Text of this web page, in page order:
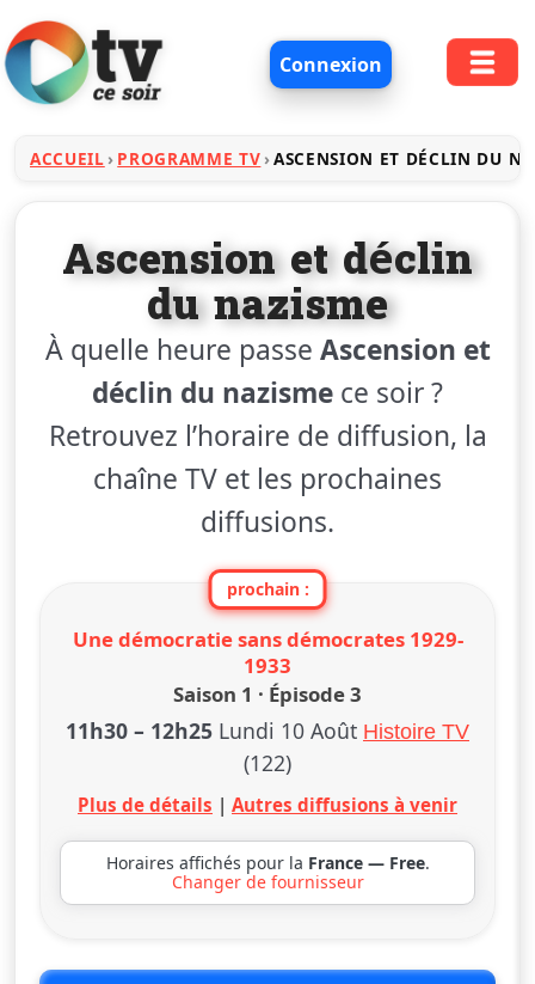
Connexion
ACCUEIL PROGRAMME TV ASCENSION ET DÉCLIN DU
Ascension et déclin
du nazisme
À quelle heure passe Ascension et
déclin du nazisme ce soir ?
Retrouvez l’horaire de diffusion, la
chaîne TV et les prochaines
diffusions.
prochain :
Une démocratie sans démocrates 1929-
1933
Saison 1 · Épisode 3
11h30 – 12h25 Lundi 10 Août Histoire TV
(122)
Plus de détails | Autres diffusions à venir
Horaires affichés pour la France — Free.
Changer de fournisseur